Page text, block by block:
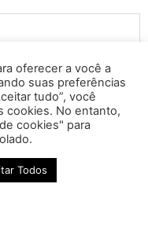
oferecer a você a
suas preferências
tudo”, você
cookies. No entanto,
cookies" para
Todos